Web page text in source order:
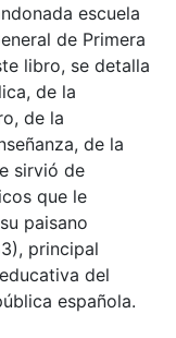
escuela
de Primera
libro, se detalla
de la
de la
de la
sirvió de
que le
paisano
principal
del
española.